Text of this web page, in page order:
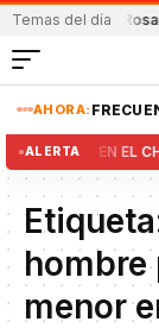
Temas del día
explosión en Rosario
AHORA:
ALERTA
BUSCAN EN EL
hombre
menor